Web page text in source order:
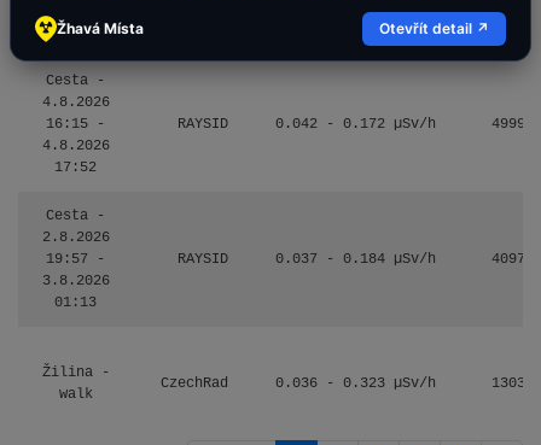
minerálov
Cesta -
4.8.2026
16:15 -
4.8.2026
17:52
RAYSID 0.042 - 0.172 µSv/h 4999
Cesta -
2.8.2026
19:57 -
3.8.2026
01:13
RAYSID 0.037 - 0.184 µSv/h 4097
Žilina -
walk
CzechRad 0.036 - 0.323 µSv/h 1303
Žhavá Místa Otevřít detail ↗